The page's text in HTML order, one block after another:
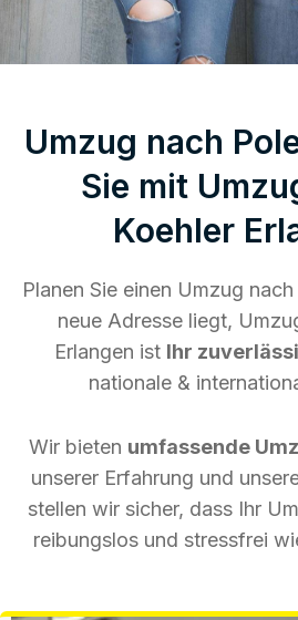
Umzug nach
Sie mit
Koehler
Planen Sie einen Umzug
neue Adresse liegt,
Erlangen ist Ihr
nationale &
Wir bieten umfassende
unserer Erfahrung und
stellen wir sicher, dass Ihr
reibungslos und stressfrei